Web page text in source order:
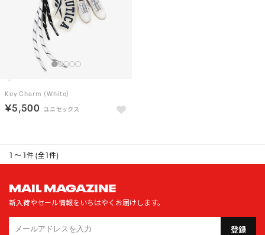
Key Charm （White）
￥5,500
1 ～ 1件 (全1件)
MAIL MAGAZINE
新入荷やセール情報をいちはやくお届けします。
登録